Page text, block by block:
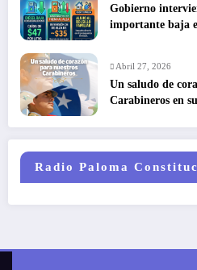
Gobierno
importante baja
Abril 27, 2026
Un saludo de
Carabineros en
Radio Paloma